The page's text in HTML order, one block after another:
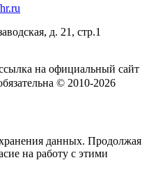
д. 21, стр.1
на официальный сайт
© 2010-2026
данных. Продолжая
на работу с этими